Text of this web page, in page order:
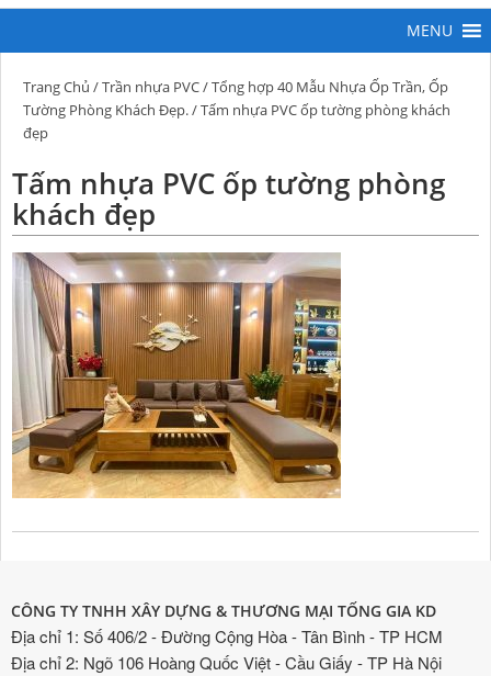
Trang Chủ /Trần nhựa PVC/Tổng hợp 40 Mẫu Nhựa Ốp Trần, Ốp
Tường Phòng Khách Đẹp./ Tấm nhựa PVC ốp tường phòng khách
đẹp
Tấm nhựa PVC ốp tường phòng
khách đẹp
CÔNG TY TNHH XÂY DỰNG & THƯƠNG MẠI TỐNG GIA KD
Địa chỉ 1: Số 406/2 - Đường Cộng Hòa - Tân Bình - TP HCM
Địa chỉ 2: Ngõ 106 Hoàng Quốc Việt - Cầu Giấy - TP Hà Nội